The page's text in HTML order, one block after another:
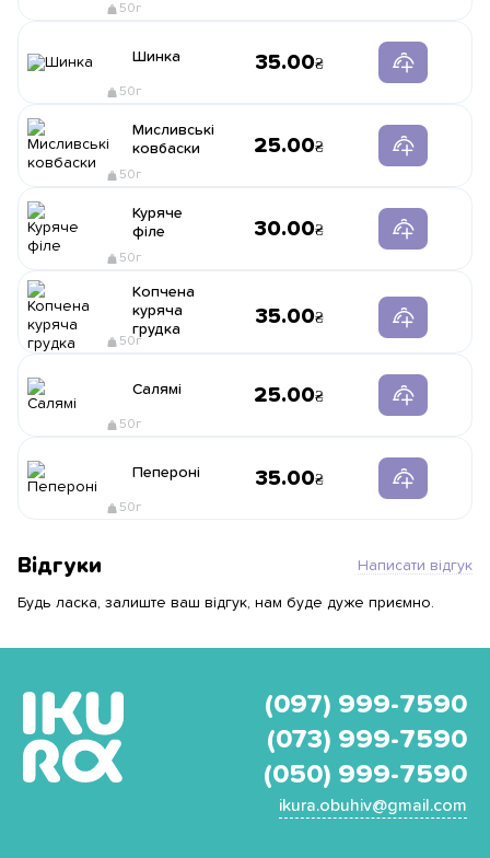
50г
Шинка
50г
35.00
Мисливські
ковбаски
50г
25.00
Куряче
філе
50г
30.00
Копчена
куряча
грудка
50г
35.00
Салямі
50г
25.00
Пепероні
50г
35.00
Відгуки Написати відгук
Будь ласка, залиште ваш відгук, нам буде дуже приємно.
(097) 999-7590
(073) 999-7590
(050) 999-7590
ikura.obuhiv@gmail.com